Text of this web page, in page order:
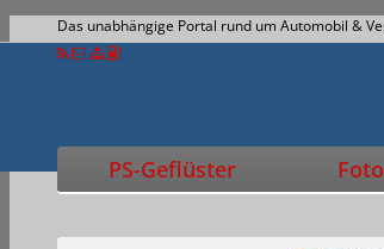
Das unabhängige Portal rund um Automobil &
PS-Geflüster